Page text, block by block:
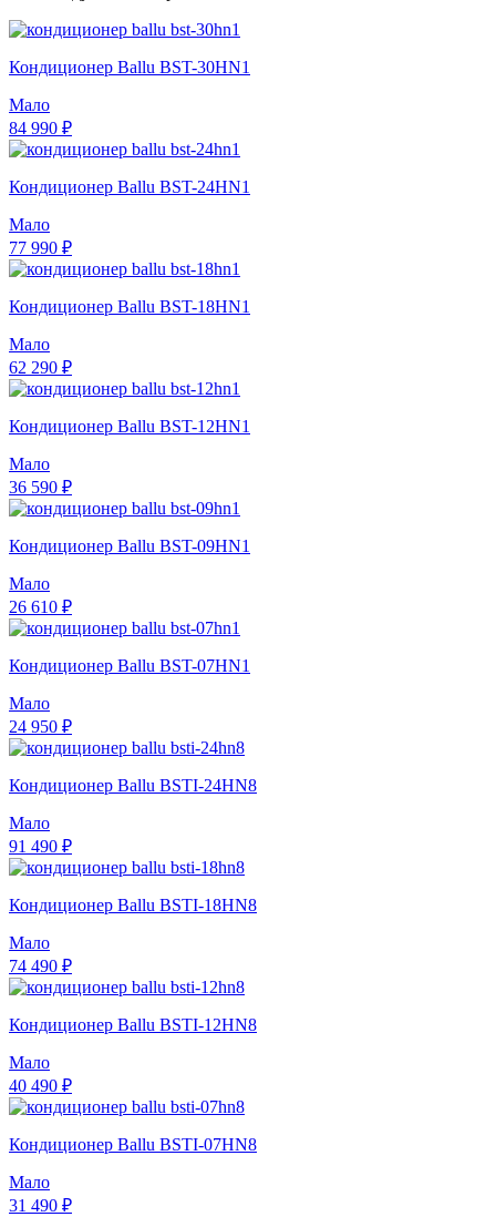
Кондиционер Ballu BST-30HN1
Мало
84 990 ₽
Кондиционер Ballu BST-24HN1
Мало
77 990 ₽
Кондиционер Ballu BST-18HN1
Мало
62 290 ₽
Кондиционер Ballu BST-12HN1
Мало
36 590 ₽
Кондиционер Ballu BST-09HN1
Мало
26 610 ₽
Кондиционер Ballu BST-07HN1
Мало
24 950 ₽
Кондиционер Ballu BSTI-24HN8
Мало
91 490 ₽
Кондиционер Ballu BSTI-18HN8
Мало
74 490 ₽
Кондиционер Ballu BSTI-12HN8
Мало
40 490 ₽
Кондиционер Ballu BSTI-07HN8
Мало
31 490 ₽